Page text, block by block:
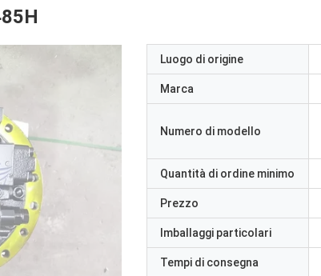
Luogo di origine
Marca
Numero di modello
Quantità di ordine minimo
Prezzo
Imballaggi particolari
Tempi di consegna